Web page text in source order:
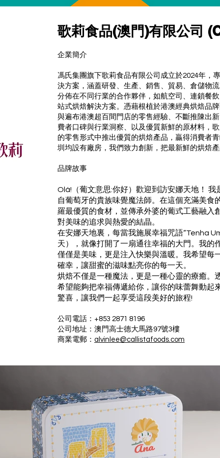
歌莉食品(澳門)有限公司
​企業簡介
馮氏集團旗下歌莉食品有限公司成立於2024年，
決方案，涵蓋研發、生產、銷售、貿易、倉儲物
分佈在不同行業的合作夥伴，如航空司、連鎖餐
站式烘焙解決方案。憑藉根植於港澳經典烘焙品
與遍布港澳超百間門店的零售經驗、不斷推陳出
費者口碑與行業洞察、以及優質新鮮的原材料，
的零售形式中推出優質的烘焙產品，贏得消費者
圳均設有廠房，我們致⼒創新，把最新鮮的烘焙
品牌故事
Olá!（葡文意思:你好）歡迎到訪安娜天地！
自葡萄牙的貴族味覺魔法師。在這個充滿美食
羅最優質的食材，並傳承外婆的葡式工藝融入
對美味的追求與熱愛的結晶。
在安娜天地裏，每當我施展幸福咒語“Tenha
天），就像打開了一扇通往幸福的大門。我的
僅僅是美味，更是注入快樂與溫暖。我希望每
確幸，讓甜蜜的滋味點亮你的每一天。
烘焙不僅是一種魔法，更是一種心靈的療癒。
希望能夠把幸福傳遞給你，讓你的味蕾舞動起
驚喜，讓我們一起享受這段美好的旅程!
公司電話：+853 2871 8196
公司地址：澳門高士德大馬路97號3樓
商業電郵： alvinlee@callistafoods.com